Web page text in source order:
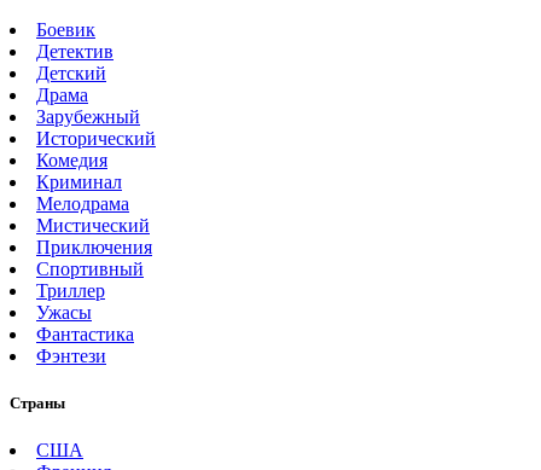
Боевик
Детектив
Детский
Драма
Зарубежный
Исторический
Комедия
Криминал
Мелодрама
Мистический
Приключения
Спортивный
Триллер
Ужасы
Фантастика
Фэнтези
Страны
США